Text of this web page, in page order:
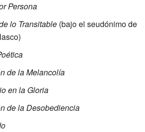
Persona
lo Transitable (bajo el seudónimo de
de la Melancolía
en la Gloria
de la Desobediencia